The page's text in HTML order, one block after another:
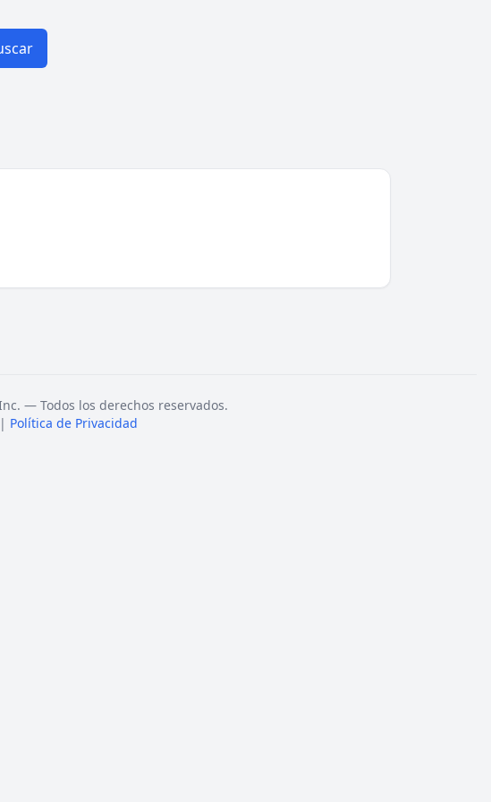
— Todos los derechos reservados.
| Política de Privacidad